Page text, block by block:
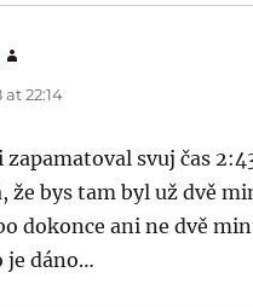
at 22:14
zapamatoval svuj čas
že bys tam byl už dvě
dokonce ani ne dvě
je dáno…